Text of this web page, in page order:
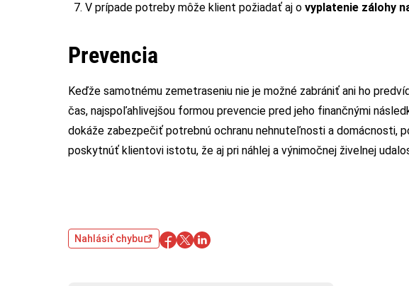
V prípade potreby môže klient požiadať aj o vyplatenie zálohy
Prevencia
Keďže samotnému zemetraseniu nie je možné zabrániť ani ho
čas, najspoľahlivejšou formou prevencie pred jeho finančnými
dokáže zabezpečiť potrebnú ochranu nehnuteľnosti a domácnosti,
poskytnúť klientovi istotu, že aj pri náhlej a výnimočnej živelnej
Nahlásiť chybu